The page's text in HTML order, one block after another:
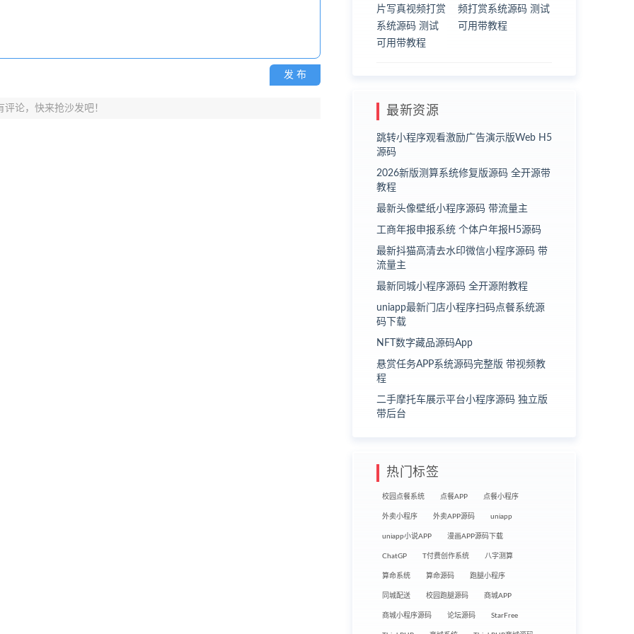
发 布
评论，快来抢沙发吧！
频打赏系统源码 测试
可用带教程
最新资源
跳转小程序观看激励广告演示版Web H5
源码
2026新版测算系统修复版源码 全开源带
教程
最新头像壁纸小程序源码 带流量主
工商年报申报系统 个体户年报H5源码
最新抖猫高清去水印微信小程序源码 带
流量主
最新同城小程序源码 全开源附教程
uniapp最新门店小程序扫码点餐系统源
码下载
NFT数字藏品源码App
悬赏任务APP系统源码完整版 带视频教
程
二手摩托车展示平台小程序源码 独立版
带后台
热门标签
校园点餐系统 点餐APP 点餐小程序
外卖小程序 外卖APP源码 uniapp
uniapp小说APP 漫画APP源码下载
ChatGP T付费创作系统 八字测算
算命系统 算命源码 跑腿小程序
同城配送 校园跑腿源码 商城APP
商城小程序源码 论坛源码 StarFree